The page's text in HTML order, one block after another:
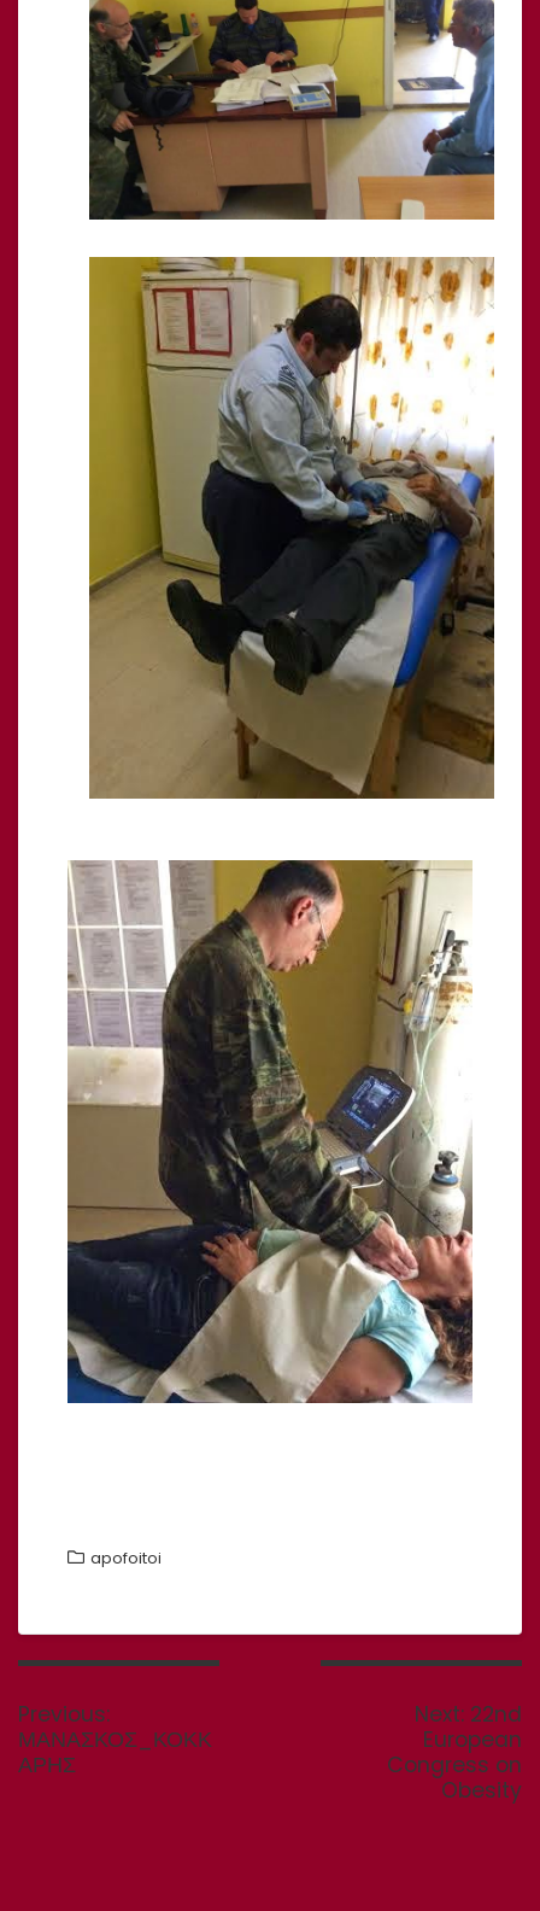
apofoitoi
Πλοήγηση
Previous:Previous
post:
ΜΑΝΑΣΚΟΣ_ΚΟΚΚ
ΑΡΗΣ
Next: Next
post:
22nd
European
Congress on
Obesity